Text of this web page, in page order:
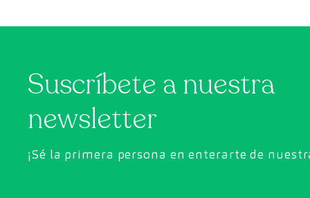
Suscríbete a nuestra
newsletter
¡Sé la primera persona en enterarte de